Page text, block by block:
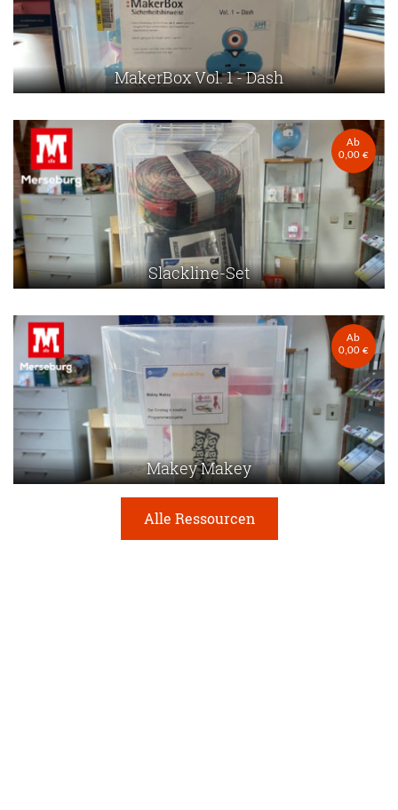
MakerBox Vol. 1 - Dash
Slackline-Set
Ab
0,00 €
Makey Makey
Ab
0,00 €
Alle Ressourcen